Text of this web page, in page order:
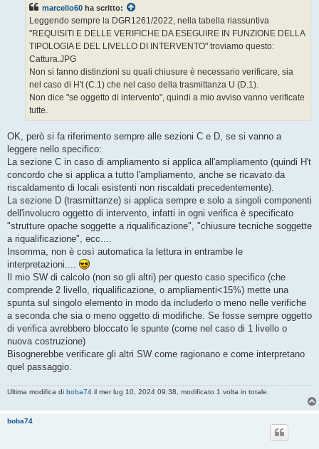
marcello60 ha scritto:
Leggendo sempre la DGR1261/2022, nella tabella riassuntiva
"REQUISITI E DELLE VERIFICHE DA ESEGUIRE IN FUNZIONE DELLA
TIPOLOGIA E DEL LIVELLO DI INTERVENTO" troviamo questo:
Cattura.JPG
Non si fanno distinzioni su quali chiusure è necessario verificare, sia
nel caso di H't (C.1) che nel caso della trasmittanza U (D.1).
Non dice "se oggetto di intervento", quindi a mio avviso vanno verificate
tutte.
OK, però si fa riferimento sempre alle sezioni C e D, se si vanno a
leggere nello specifico:
La sezione C in caso di ampliamento si applica all'ampliamento (quindi H't
concordo che si applica a tutto l'ampliamento, anche se ricavato da
riscaldamento di locali esistenti non riscaldati precedentemente).
La sezione D (trasmittanze) si applica sempre e solo a singoli componenti
dell'involucro oggetto di intervento, infatti in ogni verifica è specificato
"strutture opache soggette a riqualificazione", "chiusure tecniche soggette
a riqualificazione", ecc....
Insomma, non è così automatica la lettura in entrambe le
interpretazioni....
Il mio SW di calcolo (non so gli altri) per questo caso specifico (che
comprende 2 livello, riqualificazione, o ampliamenti<15%) mette una
spunta sul singolo elemento in modo da includerlo o meno nelle verifiche
a seconda che sia o meno oggetto di modifiche. Se fosse sempre oggetto
di verifica avrebbero bloccato le spunte (come nel caso di 1 livello o
nuova costruzione)
Bisognerebbe verificare gli altri SW come ragionano e come interpretano
quel passaggio.
Ultima modifica di boba74 il mer lug 10, 2024 09:38, modificato 1 volta in totale.
boba74